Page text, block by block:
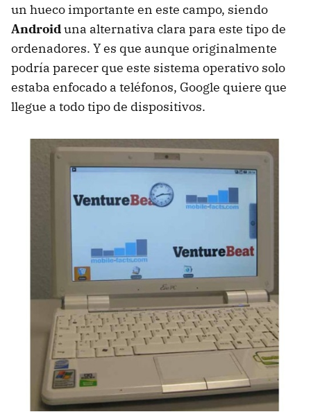
un hueco importante en este campo, siendo
Androiduna alternativa clara para este tipo de
ordenadores. Y es que aunque originalmente
podría parecer que este sistema operativo solo
estaba enfocado a teléfonos, Google quiere que
llegue a todo tipo de dispositivos.